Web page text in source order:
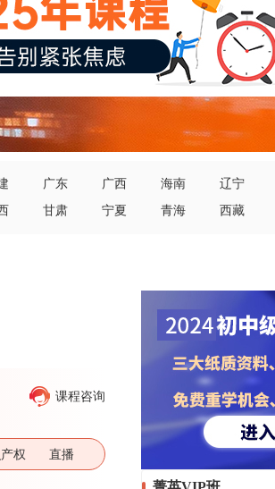
广东 广西 海南 辽宁
甘肃 宁夏 青海 西藏
课程咨询
权 直播